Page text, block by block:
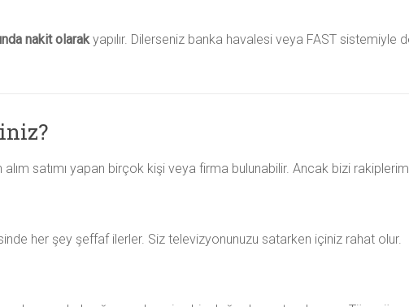
nakit olarak yapılır. Dilerseniz banka havalesi veya FAST
satımı yapan birçok kişi veya firma bulunabilir. Ancak bizi
her şey şeffaf ilerler. Siz televizyonunuzu satarken içiniz rahat olur.